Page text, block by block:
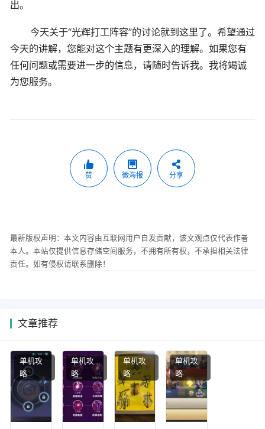
出。
今天关于“光辉打工阵容”的讨论就到这里了。希望通过
今天的讲解，您能对这个主题有更深入的理解。如果您有
任何问题或需要进一步的信息，请随时告诉我。我将竭诚
为您服务。
赞 微海报 分享
最新版权声明：本文内容由互联网用户自发贡献，该文观点仅代表作者
本人。本站仅提供信息存储空间服务，不拥有所有权，不承担相关法律
责任。如有侵权请联系删除！
文章推荐
单机攻
略
单机攻
略
单机攻
略
单机攻
略